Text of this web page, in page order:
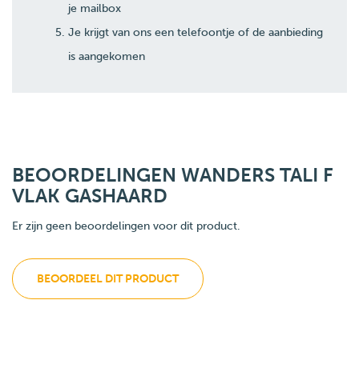
je mailbox
Je krijgt van ons een telefoontje of de aanbieding
is aangekomen
BEOORDELINGEN WANDERS TALI F
VLAK GASHAARD
Er zijn geen beoordelingen voor dit product.
BEOORDEEL DIT PRODUCT